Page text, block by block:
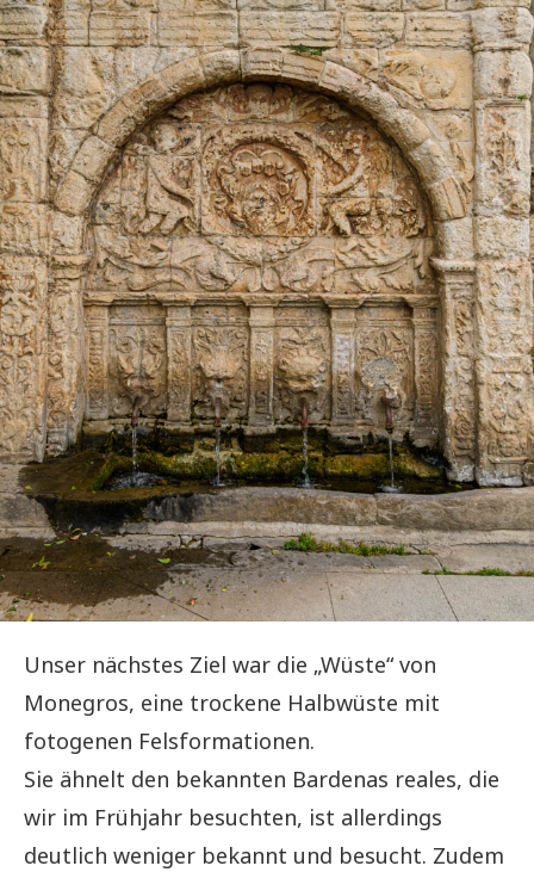
Unser nächstes Ziel war die „Wüste“ von
Monegros, eine trockene Halbwüste mit
fotogenen Felsformationen.
Sie ähnelt den bekannten Bardenas reales, die
wir im Frühjahr besuchten, ist allerdings
deutlich weniger bekannt und besucht. Zudem